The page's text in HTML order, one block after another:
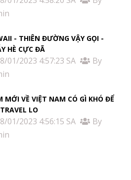
- THIÊN ĐƯỜNG VẬY GỌI -
HÈ CỰC ĐÃ
01/2023 4:57:23 SA
By
MỚI VỀ VIỆT NAM CÓ GÌ KHÓ ĐỂ
LO
01/2023 4:56:15 SA
By